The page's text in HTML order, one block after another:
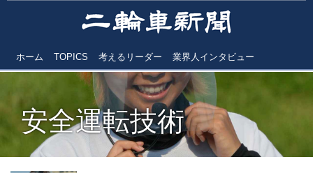
ホーム TOPICS 考えるリーダー 業界人インタビュー
安全運転技術